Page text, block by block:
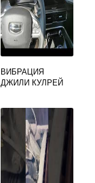
ВИБРАЦИЯ
ДЖИЛИ КУЛРЕЙ